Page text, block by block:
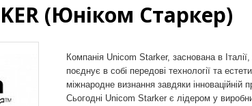
(Юніком Старкер)
Компанія Unicom Starker, заснована в
поєднує в собі передові технології та
міжнародне визнання завдяки інноваційній
Сьогодні Unicom Starker є лідером у